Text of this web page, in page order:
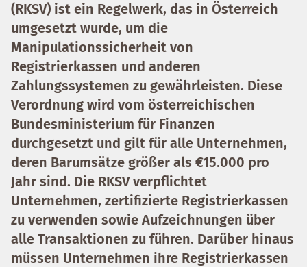
(RKSV) ist ein Regelwerk, das in Österreich
umgesetzt wurde, um die
Manipulationssicherheit von
Registrierkassen und anderen
Zahlungssystemen zu gewährleisten. Diese
Verordnung wird vom österreichischen
Bundesministerium für Finanzen
durchgesetzt und gilt für alle Unternehmen,
deren Barumsätze größer als €15.000 pro
Jahr sind. Die RKSV verpflichtet
Unternehmen, zertifizierte Registrierkassen
zu verwenden sowie Aufzeichnungen über
alle Transaktionen zu führen. Darüber hinaus
müssen Unternehmen ihre Registrierkassen